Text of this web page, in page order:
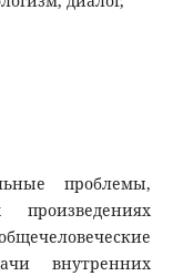
проблемы,
внутренних